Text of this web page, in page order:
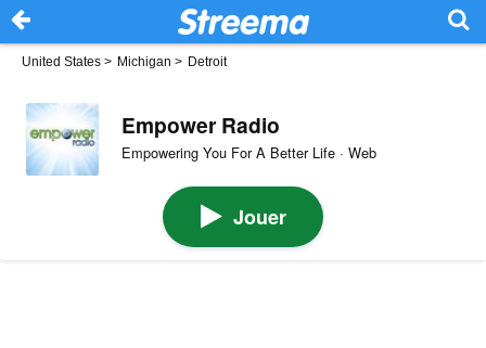
United States > Michigan > Detroit
Empower Radio
Empowering You For A Better Life · Web
Jouer